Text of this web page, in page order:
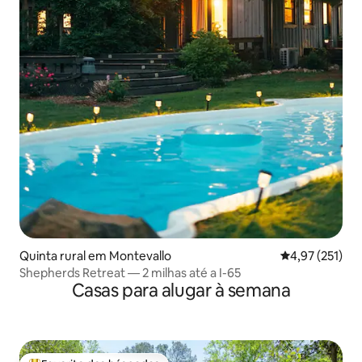
Quinta rural em Montevallo Classificação
4,97 (251)
Shepherds Retreat — 2 milhas até a I-65
Casas para alugar à semana